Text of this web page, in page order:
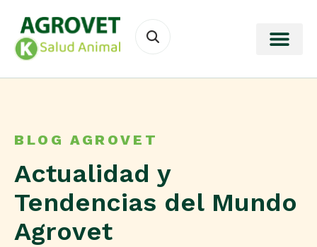
BLOG AGROVET
Actualidad y
Tendencias del Mundo
Agrovet